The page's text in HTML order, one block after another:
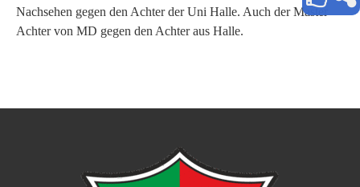
Nachsehen gegen den Achter der Uni Halle. Auch der Master
Achter von MD gegen den Achter aus Halle.